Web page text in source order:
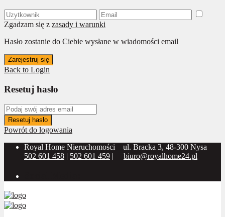
Zgadzam się z zasady i warunki
Hasło zostanie do Ciebie wysłane w wiadomości email
Zarejestruj się
Back to Login
Resetuj hasło
Resetuj hasło
Powrót do logowania
Royal Home Nieruchomości
ul. Bracka 3, 48-300 Nysa
502 601 458 | 502 601 459 | biuro@royalhome24.pl